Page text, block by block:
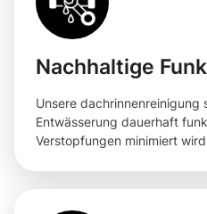
Nachhaltige
Unsere dachrinnenreinigung
Entwässerung dauerhaft
Verstopfungen minimiert